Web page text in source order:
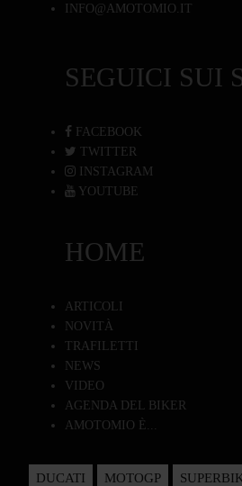
INFO@AMOTOMIO.IT
SEGUICI SUI
FACEBOOK
TWITTER
INSTAGRAM
YOUTUBE
HOME
ARTICOLI
NOVITÀ
TRAFILETTI
NEWS
VIDEO
AGENDA DEL BIKER
AMOTOMIO È...
DUCATI MOTOGP